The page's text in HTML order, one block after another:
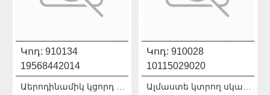
Կոդ: 910134
19568442014
Կոդ: 910028
10115029020